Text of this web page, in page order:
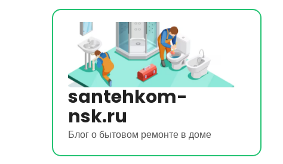
santehkom-
nsk.ru
Блог о бытовом ремонте в доме